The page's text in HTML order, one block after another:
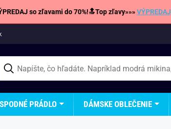
so zľavami do 70%!🔝Top zľavy»»»VÝPREDAJ
SPODNÉ PRÁDLO DÁMSKE OBLEČENIE